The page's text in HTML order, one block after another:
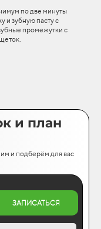
по две минуты
и зубную пасту с
промежутки с
и план
и подберём для вас
ЗАПИСАТЬСЯ